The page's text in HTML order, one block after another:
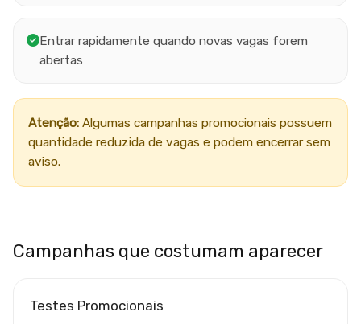
Entrar rapidamente quando novas vagas forem
abertas
Atenção: Algumas campanhas promocionais possuem
quantidade reduzida de vagas e podem encerrar sem
aviso.
Campanhas que costumam aparecer
Testes Promocionais